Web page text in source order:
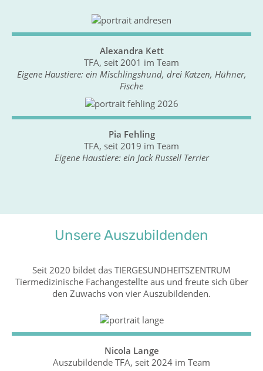
Alexandra Kett
TFA, seit 2001 im Team
Eigene Haustiere: ein Mischlingshund, drei Katzen, Hühner,
Fische
Pia Fehling
TFA, seit 2019 im Team
Eigene Haustiere: ein Jack Russell Terrier
Unsere Auszubildenden
Seit 2020 bildet das TIERGESUNDHEITSZENTRUM
Tiermedizinische Fachangestellte aus und freute sich über
den Zuwachs von vier Auszubildenden.
Nicola Lange
Auszubildende TFA, seit 2024 im Team